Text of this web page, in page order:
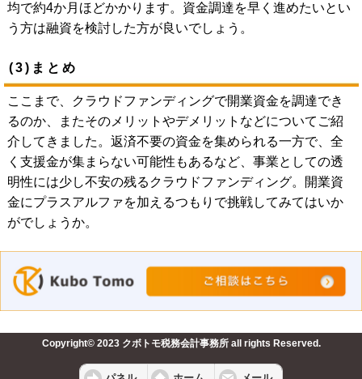
均で約4か月ほどかかります。資金調達を早く進めたいとい
う方は融資を検討した方が良いでしょう。
(3)まとめ
ここまで、クラウドファンディングで開業資金を調達でき
るのか、またそのメリットやデメリットなどについてご紹
介してきました。返済不要の資金を集められる一方で、全
く支援金が集まらない可能性もあるなど、事業としての透
明性には少し不安の残るクラウドファンディング。開業資
金にプラスアルファを加えるつもりで挑戦してみてはいか
がでしょうか。
Copyright© 2023 クボトモ税務会計事務所 all rights Reserved.